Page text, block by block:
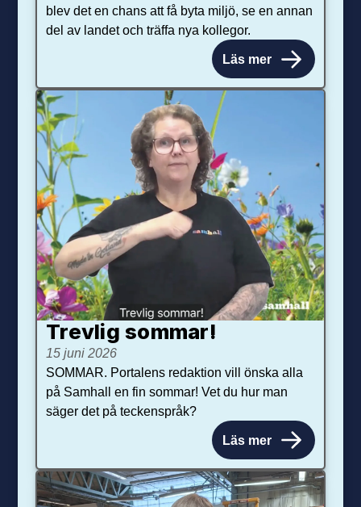
blev det en chans att få byta miljö, se en annan
del av landet och träffa nya kollegor.
Läs mer
Trevlig sommar!
15 juni 2026
SOMMAR. Portalens redaktion vill önska alla
på Samhall en fin sommar! Vet du hur man
säger det på teckenspråk?
Läs mer